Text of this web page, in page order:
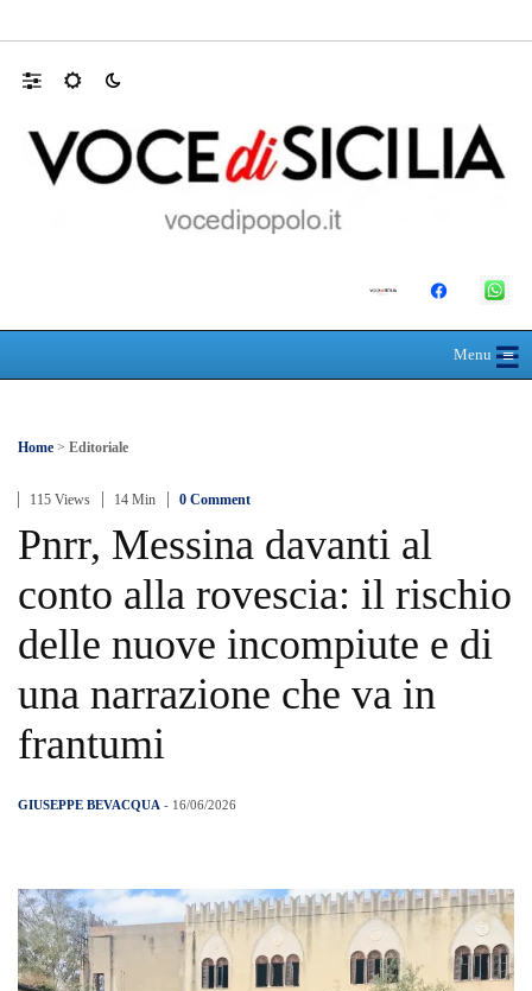
Menu≡
☰
Home > Editoriale
115 Views 14 Min 0 Comment
Pnrr, Messina davanti al
conto alla rovescia: il rischio
delle nuove incompiute e di
una narrazione che va in
frantumi
GIUSEPPE BEVACQUA - 16/06/2026